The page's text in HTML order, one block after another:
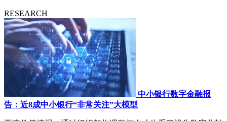
RESEARCH
中小银行数字金融报
告：近8成中小银行“非常关注”大模型